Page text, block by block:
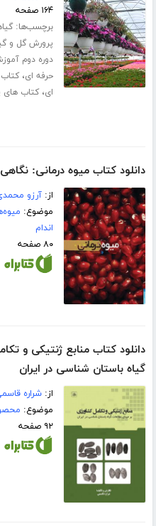
۱۶۴ صفحه
برچسب‌ها:
پرورش گل و
دوره دوم
حرفه ای،
ای،کتاب های
دانلود کتاب میوه درمانی:
از:آرزو
موضوع:
اندام
۸۰ صفحه
دانلود کتاب منابع ژنتیکی و
گیاه باستان شناسی در ایران
از:شراره
موضوع:
۹۲ صفحه